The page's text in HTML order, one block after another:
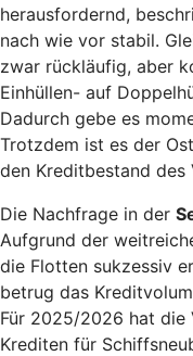
herausfordernd,
nach wie vor stabil.
zwar rückläufig, aber
Einhüllen- auf
Dadurch gebe es
Trotzdem ist es der
den Kreditbestand des
Die Nachfrage in der
Aufgrund der
die Flotten sukzessiv
betrug das
Für 2025/2026 hat die
Krediten für